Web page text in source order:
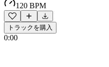
120 BPM
トラックを購入
0:00